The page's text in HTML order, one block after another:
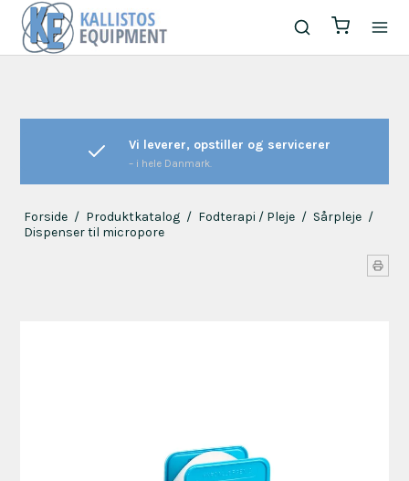
Vi leverer, opstiller og servicerer
– i hele Danmark.
Forside / Produktkatalog / Fodterapi / Pleje / Sårpleje /
Dispenser til micropore